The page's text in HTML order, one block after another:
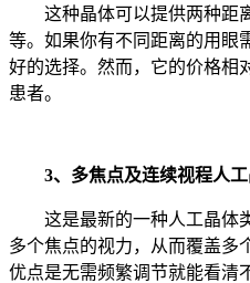
这种晶体可以提供两种距
等。如果你有不同距离的用眼
好的选择。然而，它的价格相
患者。
3、 多焦点及连续视程人
这是最新的一种人工晶体
多个焦点的视力，从而覆盖多
优点是无需频繁调节就能看清